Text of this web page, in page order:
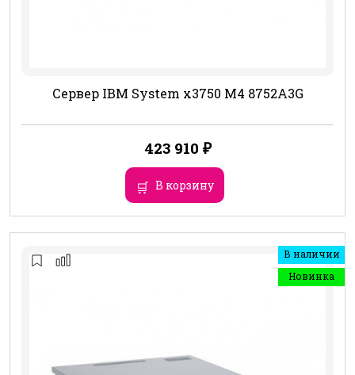
Сервер IBM System x3750 M4 8752A3G
423 910 ₽
В корзину
В наличии
Новинка